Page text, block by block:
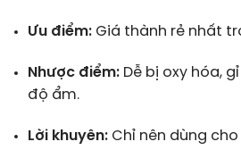
Ưu điểm:Giá thành rẻ nhất
Nhược điểm:Dễ bị oxy hóa,
độ ẩm.
Lời khuyên:Chỉ nên dùng